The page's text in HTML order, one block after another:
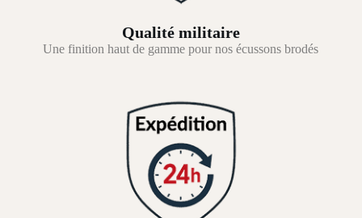
Qualité militaire
Une finition haut de gamme pour nos écussons brodés